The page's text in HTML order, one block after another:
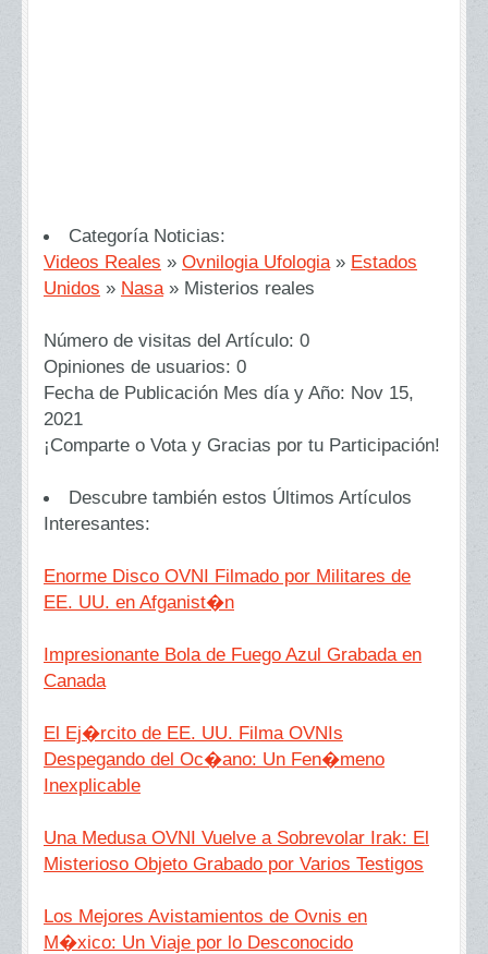
Categoría Noticias:
Videos Reales » Ovnilogia Ufologia » Estados
Unidos » Nasa » Misterios reales
Número de visitas del Artículo: 0
Opiniones de usuarios: 0
Fecha de Publicación Mes día y Año: Nov 15,
2021
¡Comparte o Vota y Gracias por tu Participación!
Descubre también estos Últimos Artículos
Interesantes:
Enorme Disco OVNI Filmado por Militares de
EE. UU. en Afganist�n
Impresionante Bola de Fuego Azul Grabada en
Canada
El Ej�rcito de EE. UU. Filma OVNIs
Despegando del Oc�ano: Un Fen�meno
Inexplicable
Una Medusa OVNI Vuelve a Sobrevolar Irak: El
Misterioso Objeto Grabado por Varios Testigos
Los Mejores Avistamientos de Ovnis en
M�xico: Un Viaje por lo Desconocido